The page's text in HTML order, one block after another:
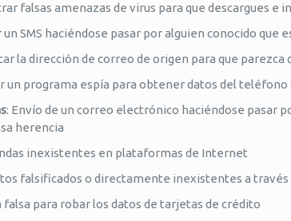
falsas amenazas de virus para que descargues
un SMS haciéndose pasar por alguien conocido que
la dirección de correo de origen para que parezca
un programa espía para obtener datos del
: Envío de un correo electrónico haciéndose pasar
herencia
inexistentes en plataformas de Internet
falsificados o directamente inexistentes a
falsa para robar los datos de tarjetas de crédito